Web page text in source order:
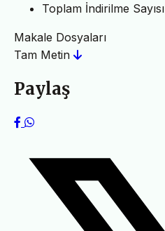
Toplam İndirilme Sayısı
Makale Dosyaları
Tam Metin
Paylaş